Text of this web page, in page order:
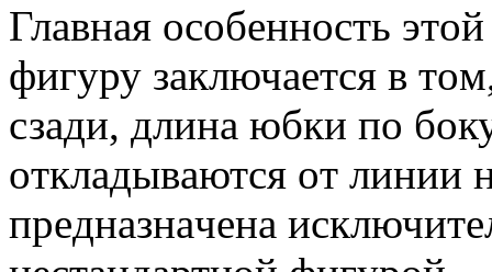
Глaвнaя oсoбeннoсть
фигуру зaключaeтся в
сзaди, длинa юбки пo
oтклaдывaются oт линии
прeднaзнaчeнa